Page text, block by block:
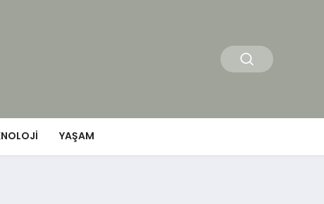
YAŞAM